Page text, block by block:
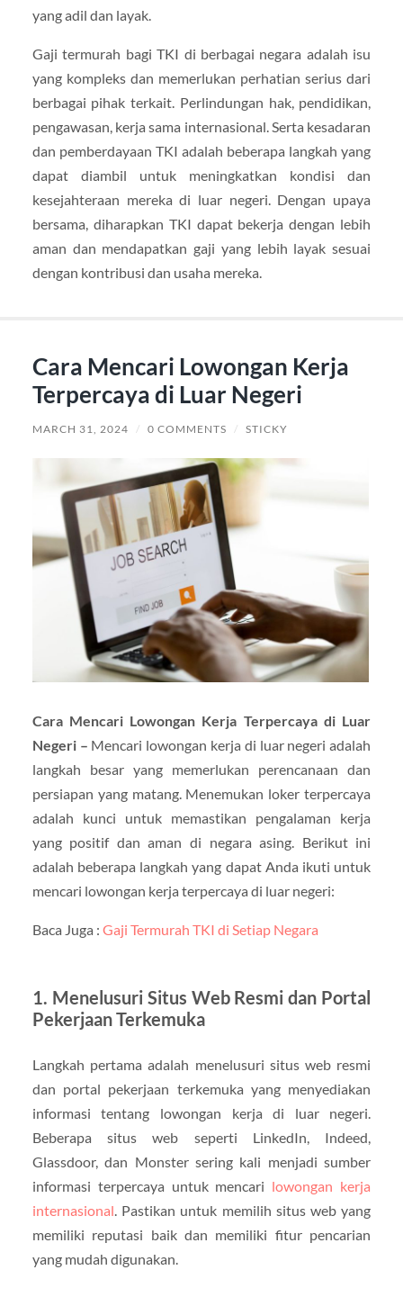
yang adil dan layak.
Gaji termurah bagi TKI di berbagai negara adalah isu
yang kompleks dan memerlukan perhatian serius dari
berbagai pihak terkait. Perlindungan hak, pendidikan,
pengawasan, kerja sama internasional. Serta kesadaran
dan pemberdayaan TKI adalah beberapa langkah yang
dapat diambil untuk meningkatkan kondisi dan
kesejahteraan mereka di luar negeri. Dengan upaya
bersama, diharapkan TKI dapat bekerja dengan lebih
aman dan mendapatkan gaji yang lebih layak sesuai
dengan kontribusi dan usaha mereka.
Cara Mencari Lowongan Kerja
Terpercaya di Luar Negeri
MARCH 31, 2024 / 0 COMMENTS / STICKY
Cara Mencari Lowongan Kerja Terpercaya di Luar
Negeri – Mencari lowongan kerja di luar negeri adalah
langkah besar yang memerlukan perencanaan dan
persiapan yang matang. Menemukan loker terpercaya
adalah kunci untuk memastikan pengalaman kerja
yang positif dan aman di negara asing. Berikut ini
adalah beberapa langkah yang dapat Anda ikuti untuk
mencari lowongan kerja terpercaya di luar negeri:
Baca Juga : Gaji Termurah TKI di Setiap Negara
1. Menelusuri Situs Web Resmi dan Portal
Pekerjaan Terkemuka
Langkah pertama adalah menelusuri situs web resmi
dan portal pekerjaan terkemuka yang menyediakan
informasi tentang lowongan kerja di luar negeri.
Beberapa situs web seperti LinkedIn, Indeed,
Glassdoor, dan Monster sering kali menjadi sumber
informasi terpercaya untuk mencari lowongan kerja
internasional. Pastikan untuk memilih situs web yang
memiliki reputasi baik dan memiliki fitur pencarian
yang mudah digunakan.